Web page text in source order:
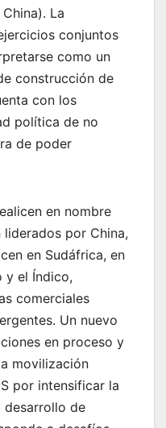
La
conjuntos
como un
construcción de
con los
política de no
de poder
en nombre
liderados por China,
en Sudáfrica, en
y el Índico,
comerciales
Un nuevo
en proceso y
movilización
por intensificar la
desarrollo de